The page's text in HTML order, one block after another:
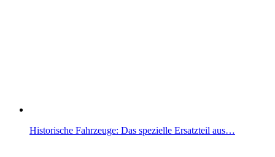
Historische Fahrzeuge: Das spezielle Ersatzteil aus…